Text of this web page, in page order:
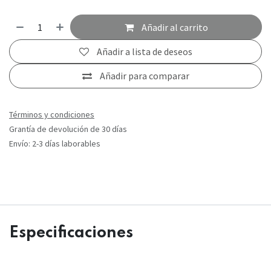
Añadir al carrito
Añadir para comparar
Añadir a lista de deseos
Términos y condiciones
Grantía de devolución de 30 días
Envío: 2-3 días laborables
Especificaciones